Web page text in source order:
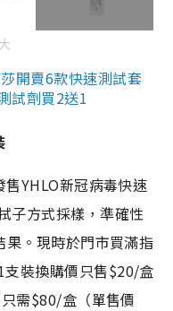
開賣6款快速測試套
試劑買2送1
售YHLO新冠病毒快速
子方式採樣，準確性
。現時於門市買滿指
裝換購價只售$20/盒
需$80/盒（單售價